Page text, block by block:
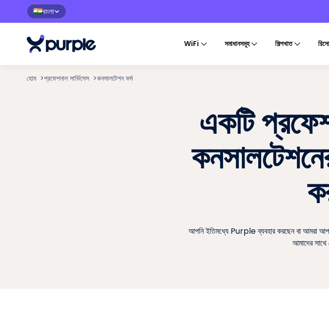
🇮🇳বাংলা
WiFi সমাধানসমূহ শিল্পখাত
হোম >প্রফেশনাল সার্ভিসেস >কনসালটেশন ফর্ম
একটি
আপনি ইতিমধ্যে Purple ব্যবহার করছেন বা আমরা
আমাদের